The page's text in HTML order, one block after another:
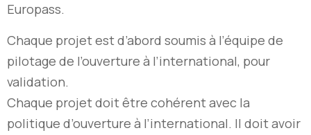
Europass.
Chaque projet est d’abord soumis à l’équipe de
pilotage de l’ouverture à l’international, pour
validation.
Chaque projet doit être cohérent avec la
politique d’ouverture à l’international. Il doit avoir